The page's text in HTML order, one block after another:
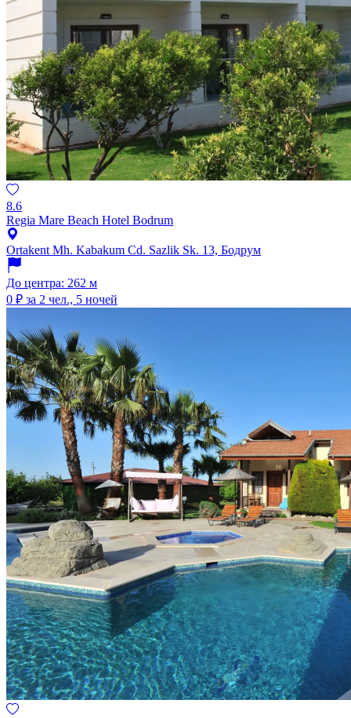
8.6
Regia Mare Beach Hotel Bodrum
Ortakent Mh. Kabakum Cd. Sazlik Sk. 13, Бодрум
До центра: 262 м
0 ₽ за 2 чел., 5 ночей